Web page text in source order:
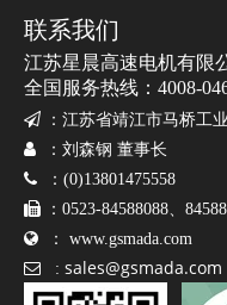
联系我们
江苏星晨高速电机有限
全国服务热线：4008-
 ： 江苏省靖江市马桥工
 ：刘森钢 董事长
 ：(0)13801475558
 ：0523-84588088、
 ： www.gsmada.com
 : sales@gsmada.com